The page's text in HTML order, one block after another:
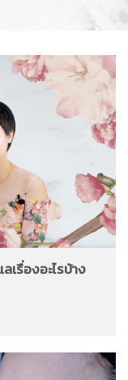
รื่องอะไรบ้าง